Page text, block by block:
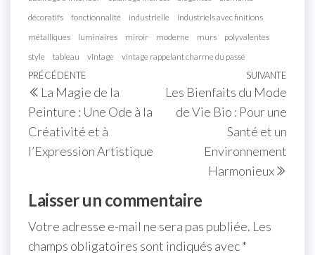
décoratifs
fonctionnalité industrielle
industriels avec finitions
métalliques
luminaires miroir moderne murs
polyvalentes
style
tableau vintage vintage rappelant charme du passé
Navigation
de
l’article
Article
précédent
PRÉCÉDENTE
La Magie de la
Peinture : Une Ode à la
Créativité et à
l’Expression Artistique
SUIVANTE
Les Bienfaits du Mode
de Vie Bio : Pour une
Santé et un
Environnement
Harmonieux
Laisser un commentaire
Votre adresse e-mail ne sera pas publiée. Les
champs obligatoires sont indiqués avec*